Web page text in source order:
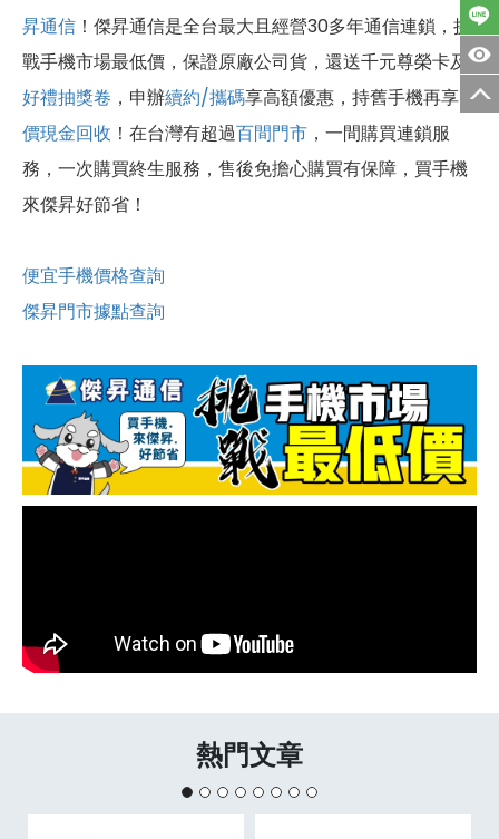
昇通信 ！傑昇通信是全台最大且經營30多年通信連鎖，挑
戰手機市場最低價，保證原廠公司貨，還送千元尊榮卡及
好禮抽獎卷 ，申辦續約/攜碼享高額優惠，持舊手機再享高
價現金回收 ！ 在台灣有超過百間門市 ，一間購買連鎖服
務，一次購買終生服務，售後免擔心購買有保障，買手機
來傑昇好節省！
便宜手機價格查詢
傑昇門市據點查詢
熱門文章